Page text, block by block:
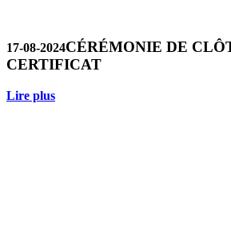
17-08-2024CÉRÉMONIE DE
CERTIFICAT
Lire plus